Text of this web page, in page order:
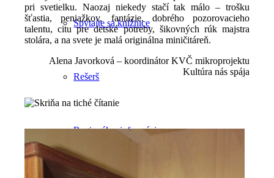
Spýtajte sa knižnice
Rešerš
Regionálne informácie
pri svetielku. Naozaj niekedy stačí tak málo – trošku
šťastia, peniažkov, fantázie, dobrého pozorovacieho
talentu, citu pre detské potreby, šikovných rúk majstra
stolára, a na svete je malá originálna miničitáreň.
Alena Javorková – koordinátor KVČ mikroprojektu
Kultúra nás spája